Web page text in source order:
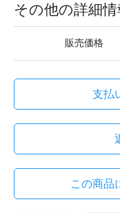
その他の詳細情
販売価格
支払
この商品